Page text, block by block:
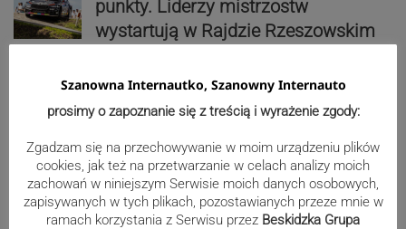
punkty. Liderzy mistrzostw
wystartują w Rajdzie Rzeszowskim
80-lecie Soły Kobiernice. Będzie się
Reklama
Szanowna Internautko, Szanowny Internauto
prosimy o zapoznanie się z treścią i wyrażenie zgody:
Zgadzam się na przechowywanie w moim urządzeniu plików
cookies, jak też na przetwarzanie w celach analizy moich
zachowań w niniejszym Serwisie moich danych osobowych,
zapisywanych w tych plikach, pozostawianych przeze mnie w
ramach korzystania z Serwisu przez Beskidzka Grupa